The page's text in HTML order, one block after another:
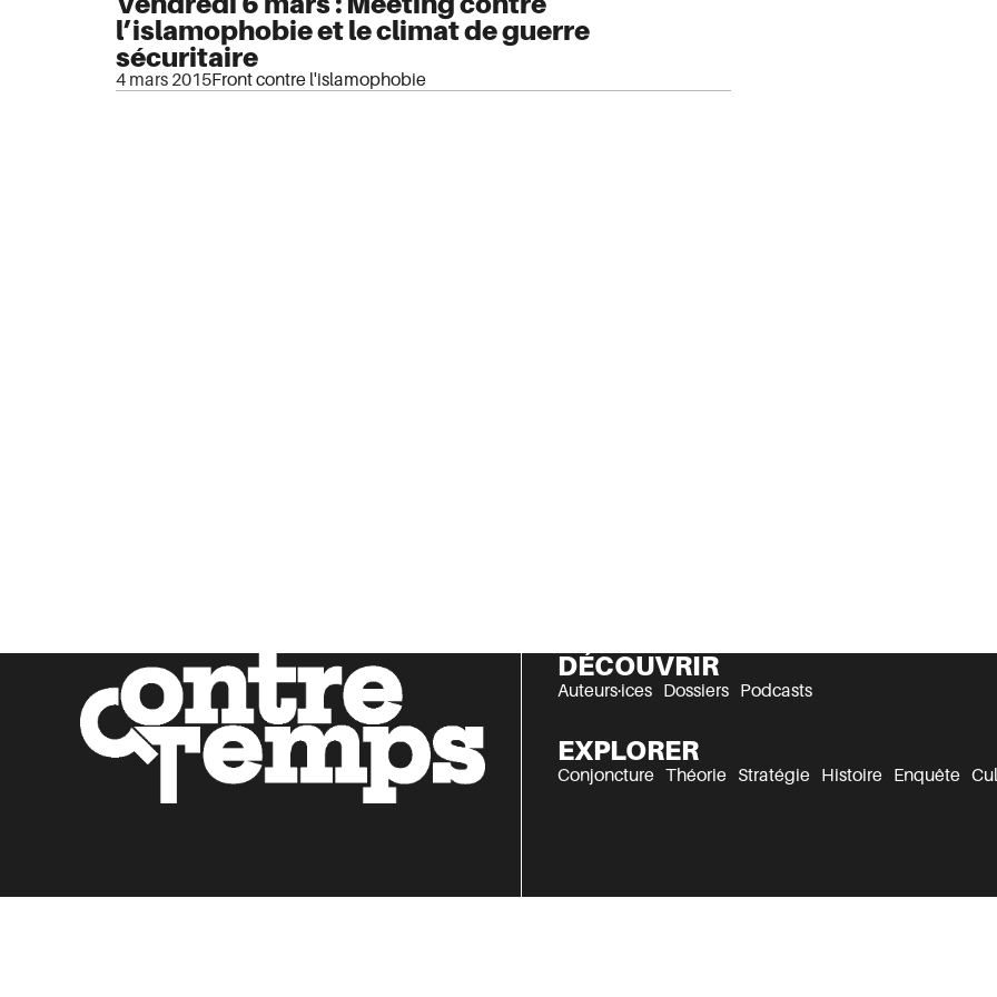
l’islamophobie et le climat de guerre
sécuritaire
4 mars 2015Front contre l'islamophobie
DÉCOUVRIR
Auteurs·ices Dossiers Podcasts
EXPLORER
Conjoncture Théorie Stratégie Histoire Enquête